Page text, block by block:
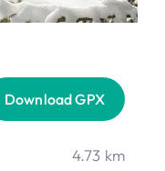
Download GPX
4.73 km